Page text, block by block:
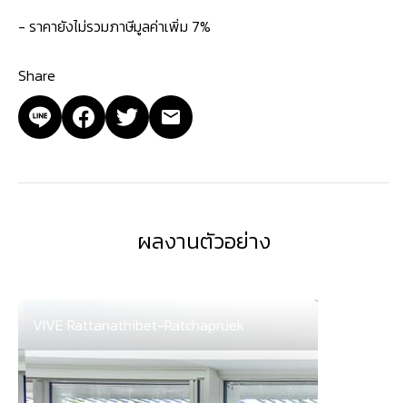
- ราคายังไม่รวมภาษีมูลค่าเพิ่ม 7%
Share
ผลงานตัวอย่าง
VIVE Rattanathibet-Ratchapruek